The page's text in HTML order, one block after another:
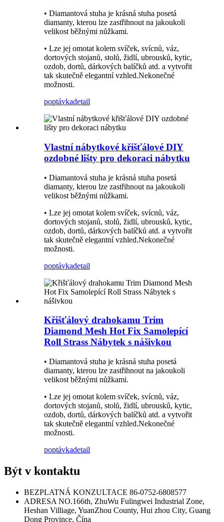
• Diamantová stuha je krásná stuha posetá
diamanty, kterou lze zastřihnout na jakoukoli
velikost běžnými nůžkami.
• Lze jej omotat kolem svíček, svícnů, váz,
dortových stojanů, stolů, židlí, ubrousků, kytic,
ozdob, dortů, dárkových balíčků atd. a vytvořit
tak skutečně elegantní vzhled.Nekonečné
možnosti.
poptávkadetail
Vlastní nábytkové křišťálové DIY
ozdobné lišty pro dekoraci nábytku
• Diamantová stuha je krásná stuha posetá
diamanty, kterou lze zastřihnout na jakoukoli
velikost běžnými nůžkami.
• Lze jej omotat kolem svíček, svícnů, váz,
dortových stojanů, stolů, židlí, ubrousků, kytic,
ozdob, dortů, dárkových balíčků atd. a vytvořit
tak skutečně elegantní vzhled.Nekonečné
možnosti.
poptávkadetail
Křišťálový drahokamu Trim
Diamond Mesh Hot Fix Samolepící
Roll Strass Nábytek s nášivkou
• Diamantová stuha je krásná stuha posetá
diamanty, kterou lze zastřihnout na jakoukoli
velikost běžnými nůžkami.
• Lze jej omotat kolem svíček, svícnů, váz,
dortových stojanů, stolů, židlí, ubrousků, kytic,
ozdob, dortů, dárkových balíčků atd. a vytvořit
tak skutečně elegantní vzhled.Nekonečné
možnosti.
poptávkadetail
Být v kontaktu
BEZPLATNÁ KONZULTACE 86-0752-6808577
ADRESA NO.166th, ZhuWu Fulingwei Industrial Zone,
Heshan Villiage, YuanZhou County, Hui zhou City, Guang
Dong Province, Čína